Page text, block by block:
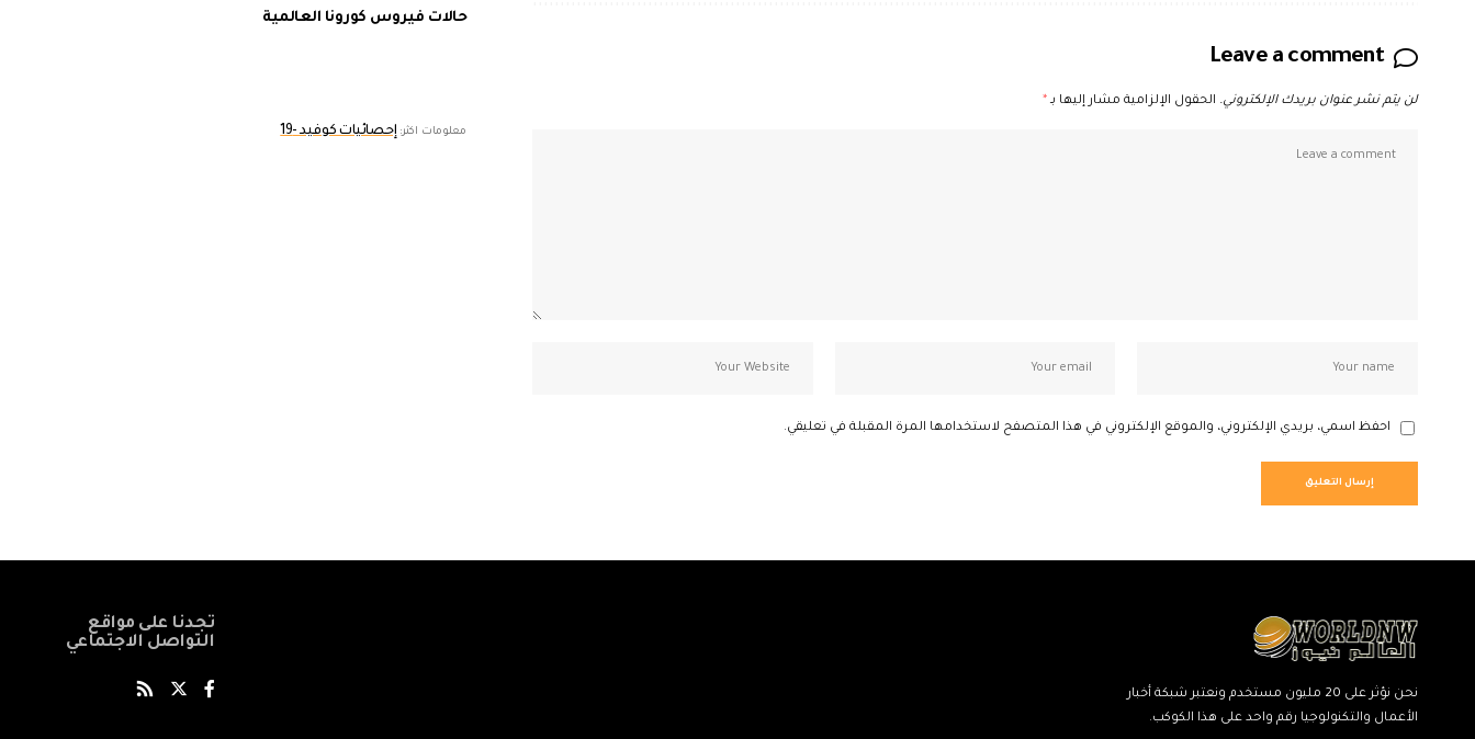
Leave a comment
لن يتم نشر عنوان بريدك الإلكتروني. الحقول الإلزامية مشار إليها بـ*
احفظ اسمي، بريدي الإلكتروني، والموقع الإلكتروني في هذا المتصفح لاستخدامها المرة المقبلة في تعليقي.
حالات فيروس كورونا العالمية
معلومات اكثر: إحصائيات كوفيد -19
نحن نؤثر على 20 مليون مستخدم ونعتبر شبكة أخبار
الأعمال والتكنولوجيا رقم واحد على هذا الكوكب.
تجدنا على مواقع
التواصل الاجتماعي